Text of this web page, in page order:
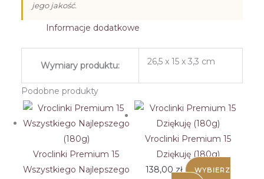
jego jakość.
Informacje dodatkowe
Wymiary produktu: 26,5 x 15 x 3,3 cm
Podobne produkty
Vroclinki Premium 15
Wszystkiego Najlepszego
Vroclinki Premium 15
Dziękuję (180g)
138,00 zł
WYBIERZ